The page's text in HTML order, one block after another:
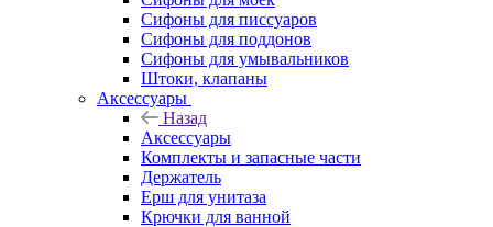
Сифоны для писсуаров
Сифоны для поддонов
Сифоны для умывальников
Штоки, клапаны
Аксессуары
Назад
Аксессуары
Комплекты и запасные части
Держатель
Ерш для унитаза
Крючки для ванной